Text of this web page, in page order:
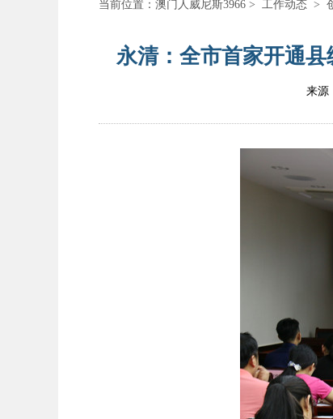
当前位置： 澳门人威尼斯3966 > 工作动态 >
永清：全市首家开通
来源